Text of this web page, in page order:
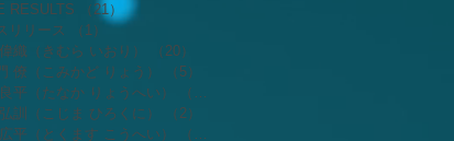
RESULTS （21） 21件の記事
リリース
（1）
織（きむら いおり）
（20）
僚（こみかど りょう）
（5）
平（たなか りょうへい）
（2）
訓（こじま ひろくに）
（2）
平（とくます こうへい）
（3）